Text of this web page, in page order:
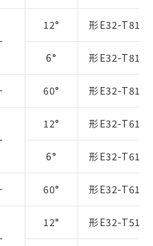
12° 形E32-
6° 形E32-
60° 形E32-
12° 形E32-T61-
6° 形E32-T61-
60° 形E32-T61-
12° 形E32-T51